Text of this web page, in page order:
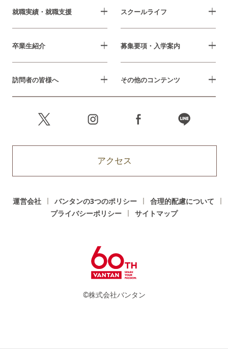
就職実績・就職支援 スクールライフ
卒業生紹介 募集要項・入学案内
訪問者の皆様へ その他のコンテンツ
アクセス
運営会社 バンタンの3つのポリシー
合理的配慮について
プライバシーポリシー
サイトマップ
©株式会社バンタン